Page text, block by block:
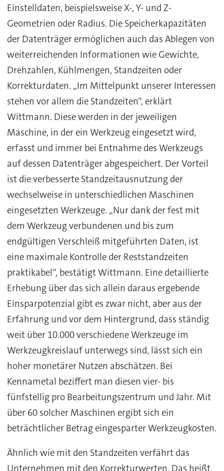
Einstelldaten, beispielsweise X-, Y- und Z-
Geometrien oder Radius. Die Speicherkapazitäten
der Datenträger ermöglichen auch das Ablegen von
weiterreichenden Informationen wie Gewichte,
Drehzahlen, Kühlmengen, Standzeiten oder
Korrekturdaten. „Im Mittelpunkt unserer Interessen
stehen vor allem die Standzeiten“, erklärt
Wittmann. Diese werden in der jeweiligen
Maschine, in der ein Werkzeug eingesetzt wird,
erfasst und immer bei Entnahme des Werkzeugs
auf dessen Datenträger abgespeichert. Der Vorteil
ist die verbesserte Standzeitausnutzung der
wechselweise in unterschiedlichen Maschinen
eingesetzten Werkzeuge. „Nur dank der fest mit
dem Werkzeug verbundenen und bis zum
endgültigen Verschleiß mitgeführten Daten, ist
eine maximale Kontrolle der Reststandzeiten
praktikabel“, bestätigt Wittmann. Eine detaillierte
Erhebung über das sich allein daraus ergebende
Einsparpotenzial gibt es zwar nicht, aber aus der
Erfahrung und vor dem Hintergrund, dass ständig
weit über 10.000 verschiedene Werkzeuge im
Werkzeugkreislauf unterwegs sind, lässt sich ein
hoher monetärer Nutzen abschätzen. Bei
Kennametal beziffert man diesen vier- bis
fünfstellig pro Bearbeitungszentrum und Jahr. Mit
über 60 solcher Maschinen ergibt sich ein
beträchtlicher Betrag eingesparter Werkzeugkosten.
Ähnlich wie mit den Standzeiten verfährt das